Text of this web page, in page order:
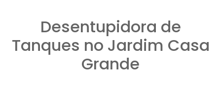
Desentupidora de
Tanques no Jardim Casa
Grande